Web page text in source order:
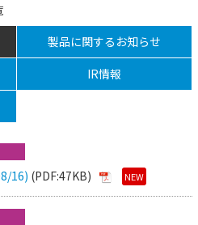
製品に関するお知らせ
IR情報
16) (PDF:47KB) NEW